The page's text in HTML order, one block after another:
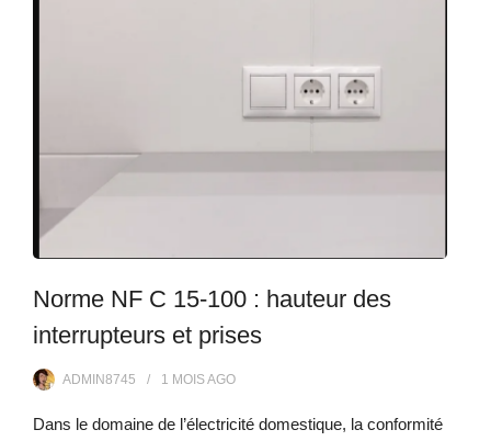
Norme NF C 15-100 : hauteur des
interrupteurs et prises
ADMIN8745 1 MOISAGO
Dans le domaine de l’électricité domestique, la conformité